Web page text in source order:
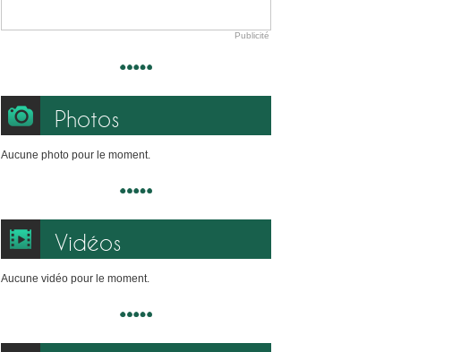
Publicité
Photos
Aucune photo pour le moment.
Vidéos
Aucune vidéo pour le moment.